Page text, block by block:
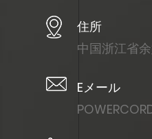
住所
中国浙江省
Eメール